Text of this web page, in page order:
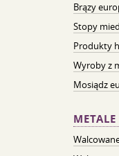
Brązy
Stopy
Produkty
Wyroby z
Mosiądz